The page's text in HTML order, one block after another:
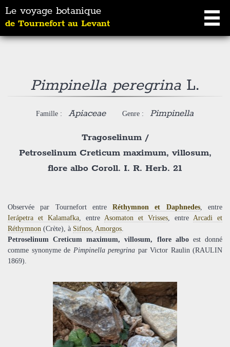
Le voyage botanique
de Tournefort au Levant
Pimpinella peregrina L.
Famille : Apiaceae Genre : Pimpinella
Tragoselinum /
Petroselinum Creticum maximum, villosum,
flore albo Coroll. I. R. Herb. 21
Observée par Tournefort entreRéthymnon et Daphnedes, entre
Ierápetra et Kalamafka, entre Asomaton et Vrisses, entre Arcadi et
Réthymnon (Crète), à Sifnos, Amorgos.
Petroselinum Creticum maximum, villosum, flore alboest donné
comme synonyme de Pimpinella peregrina par Victor Raulin (RAULIN
1869).